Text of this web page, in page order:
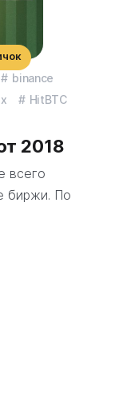
binance
HitBTC
2018
всего
биржи. По